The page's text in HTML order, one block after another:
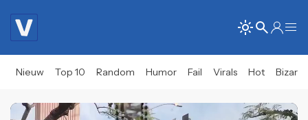
Nieuw Top 10 Random Humor Fail Virals Hot Bizar